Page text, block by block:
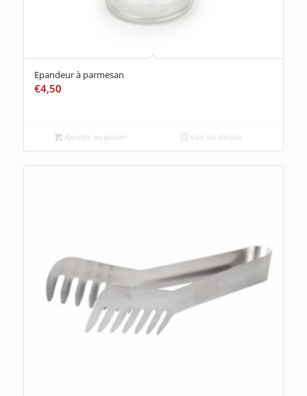
Epandeur à parmesan
€4,50
Ajouter au panier Voir les détails